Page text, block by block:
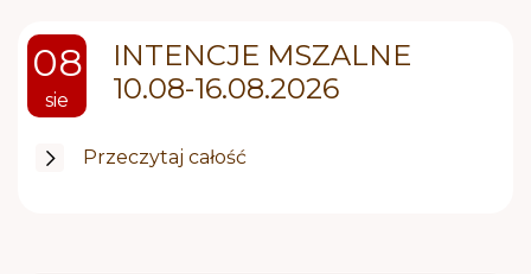
08
sie
INTENCJE MSZALNE
10.08-16.08.2026
Przeczytaj całość